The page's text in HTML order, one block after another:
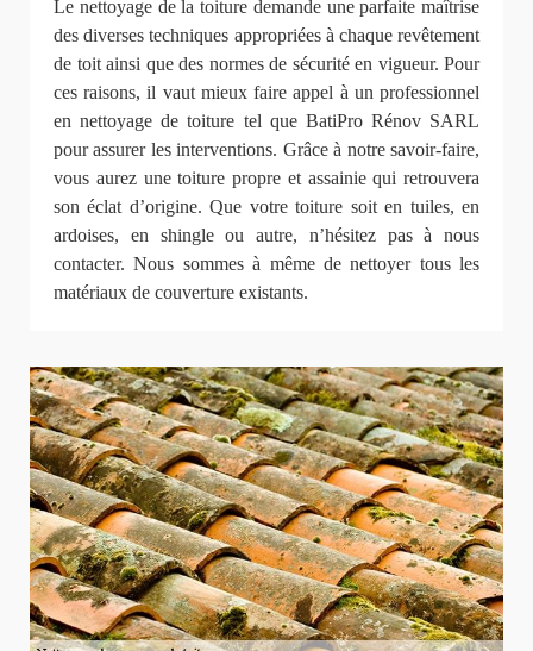
Le nettoyage de la toiture demande une parfaite maîtrise
des diverses techniques appropriées à chaque revêtement
de toit ainsi que des normes de sécurité en vigueur. Pour
ces raisons, il vaut mieux faire appel à un professionnel
en nettoyage de toiture tel que BatiPro Rénov SARL
pour assurer les interventions. Grâce à notre savoir-faire,
vous aurez une toiture propre et assainie qui retrouvera
son éclat d’origine. Que votre toiture soit en tuiles, en
ardoises, en shingle ou autre, n’hésitez pas à nous
contacter. Nous sommes à même de nettoyer tous les
matériaux de couverture existants.